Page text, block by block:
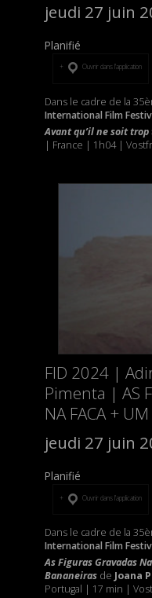
jeudi 27 juin
Planifié
Ouvrir dans l’application
Dans le cadre de la
International Film
Avant qu’il ne soit trop
| France | 1h04 | Vostfr
FID 2024 |
Pimenta | AS
NA FACA +
jeudi 27 juin
Planifié
Ouvrir dans l’application
Dans le cadre de la
International Film
As Figuras Gravadas
Bananeirasde Joana
Portugal | 17 min |